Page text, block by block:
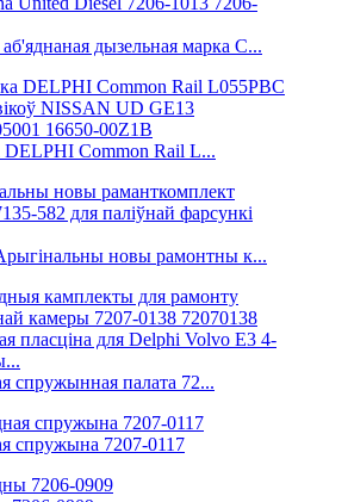
аб'яднаная дызельная марка C...
Common Rail L...
новы рамонтны к...
спружынная палата 72...
спружына 7207-0117